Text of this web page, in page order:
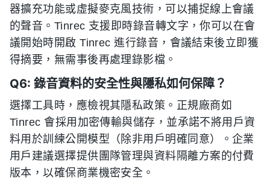
器擴充功能或虛擬麥克風技術，可以捕捉線上會議
的聲音。Tinrec 支援即時錄音轉文字，你可以在會
議開始時開啟 Tinrec 進行錄音，會議結束後立即獲
得摘要，無需事後再處理錄影檔。
Q6: 錄音資料的安全性與隱私如何保障？
選擇工具時，應檢視其隱私政策。正規廠商如
Tinrec 會採用加密傳輸與儲存，並承諾不將用戶資
料用於訓練公開模型（除非用戶明確同意）。企業
用戶建議選擇提供團隊管理與資料隔離方案的付費
版本，以確保商業機密安全。